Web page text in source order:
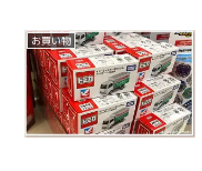
お買い物